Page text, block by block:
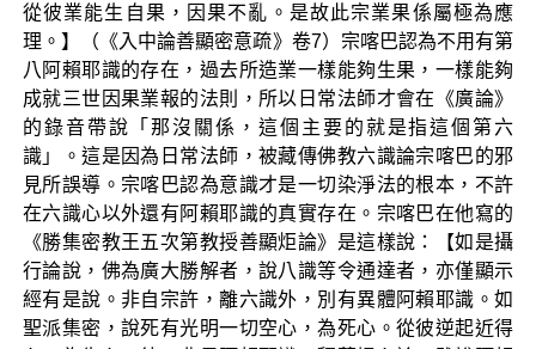
從彼業能生自果，因果不亂。是故此宗業果係屬極為應
理。】（《入中論善顯密意疏》卷7）宗喀巴認為不用有第
八阿賴耶識的存在，過去所造業一樣能夠生果，一樣能夠
成就三世因果業報的法則，所以日常法師才會在《廣論》
的錄音帶說「那沒關係，這個主要的就是指這個第六
識」。這是因為日常法師，被藏傳佛教六識論宗喀巴的邪
見所誤導。宗喀巴認為意識才是一切染淨法的根本，不許
在六識心以外還有阿賴耶識的真實存在。宗喀巴在他寫的
《勝集密教王五次第教授善顯炬論》是這樣說：【如是攝
行論說，佛為廣大勝解者，說八識等令通達者，亦僅顯示
經有是說。非自宗許，離六識外，別有異體阿賴耶識。如
聖派集密，說死有光明一切空心，為死心。從彼逆起近得